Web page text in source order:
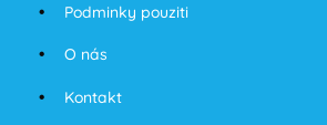
Podminky pouziti
O nás
Kontakt